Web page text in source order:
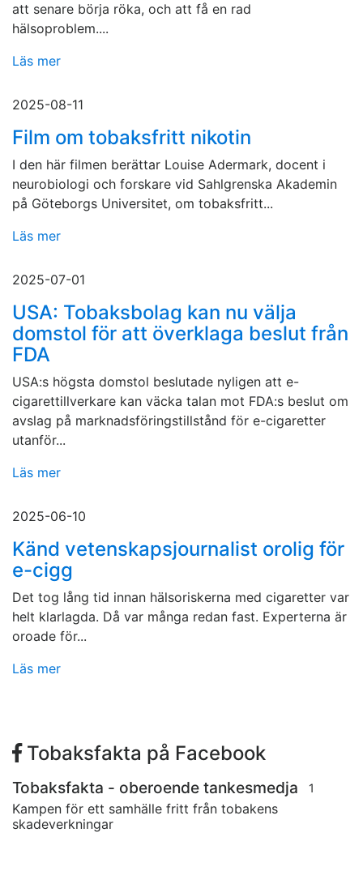
att senare börja röka, och att få en rad
hälsoproblem....
Läs mer
2025-08-11
Film om tobaksfritt nikotin
I den här filmen berättar Louise Adermark, docent i
neurobiologi och forskare vid Sahlgrenska Akademin
på Göteborgs Universitet, om tobaksfritt...
Läs mer
2025-07-01
USA: Tobaksbolag kan nu välja
domstol för att överklaga beslut från
FDA
USA:s högsta domstol beslutade nyligen att e-
cigarettillverkare kan väcka talan mot FDA:s beslut om
avslag på marknadsföringstillstånd för e-cigaretter
utanför...
Läs mer
2025-06-10
Känd vetenskapsjournalist orolig för
e-cigg
Det tog lång tid innan hälsoriskerna med cigaretter var
helt klarlagda. Då var många redan fast. Experterna är
oroade för...
Läs mer
Tobaksfakta på Facebook
Tobaksfakta - oberoende tankesmedja 1
Kampen för ett samhälle fritt från tobakens
skadeverkningar